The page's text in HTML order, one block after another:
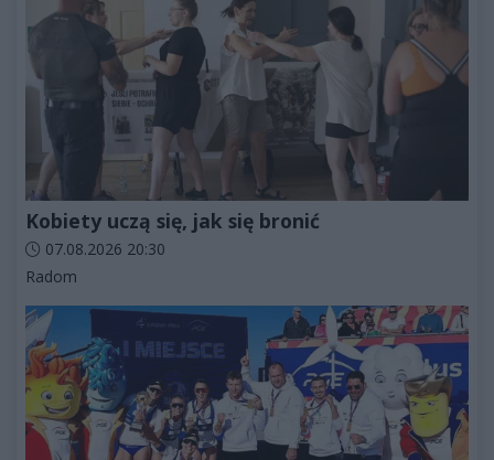
Kobiety uczą się, jak się bronić
Data dodania artykułu:
07.08.2026 20:30
Kategorie artykułu:
Radom